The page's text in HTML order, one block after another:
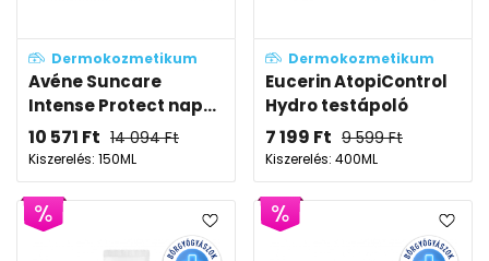
Dermokozmetikum
Avéne Suncare
Intense Protect nap...
10 571 Ft 14 094Ft
Kiszerelés: 150ML
Dermokozmetikum
Eucerin AtopiControl
Hydro testápoló
7 199 Ft 9 599Ft
Kiszerelés: 400ML